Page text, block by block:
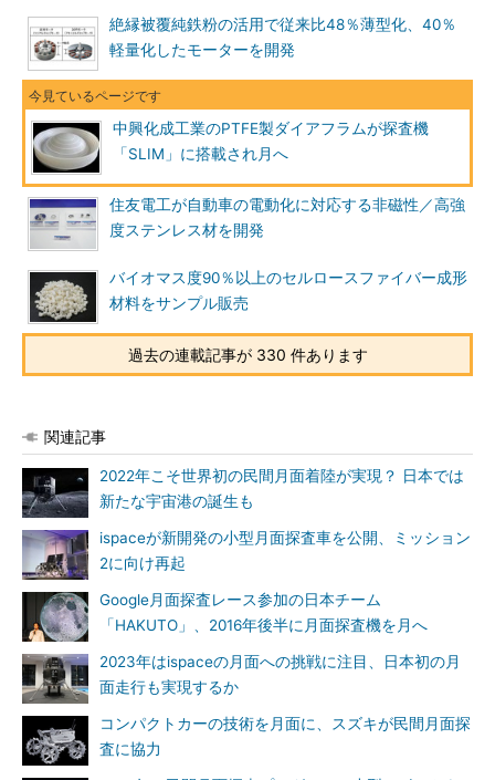
絶縁被覆純鉄粉の活用で従来比48％薄型化、40％
軽量化したモーターを開発
中興化成工業のPTFE製ダイアフラムが探査機
「SLIM」に搭載され月へ
住友電工が自動車の電動化に対応する非磁性／高強
度ステンレス材を開発
バイオマス度90％以上のセルロースファイバー成形
材料をサンプル販売
過去の連載記事が 330 件あります
関連記事
2022年こそ世界初の民間月面着陸が実現？ 日本では
新たな宇宙港の誕生も
ispaceが新開発の小型月面探査車を公開、ミッション
2に向け再起
Google月面探査レース参加の日本チーム
「HAKUTO」、2016年後半に月面探査機を月へ
2023年はispaceの月面への挑戦に注目、日本初の月
面走行も実現するか
コンパクトカーの技術を月面に、スズキが民間月面探
査に協力